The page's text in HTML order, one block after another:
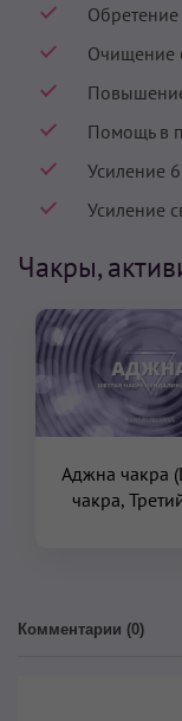
Очищение
Помощь в
Усиление
Усиление
Чакры,
Аджна чакра
чакра,
Комментарии (0)